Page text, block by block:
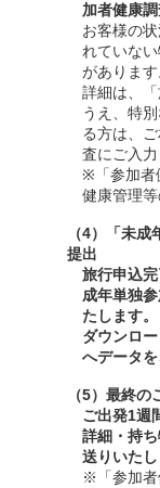
加者健康
お客様の
れていな
があります
詳細は、
うえ、特
る方は、
査にご入力
※「参加者
健康管理等
（4）「未
提出
旅行申込
成年単独
たします。
ダウンロ
へデータを
（5）最終の
ご出発1週
詳細・持
送りいたし
※「参加者